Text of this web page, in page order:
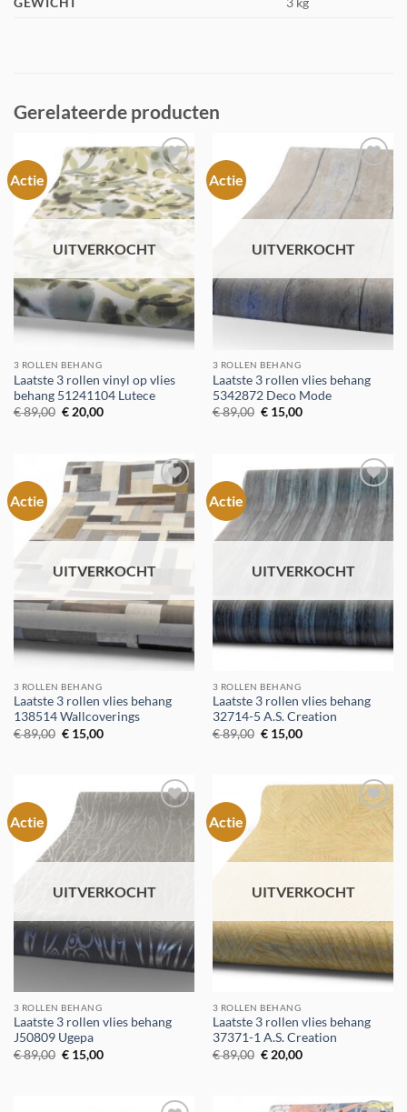
Gerelateerde producten
Actie
Toevoegen
aan
verlanglijst
UITVERKOCHT
3 ROLLEN BEHANG
Laatste 3 rollen vinyl op vlies
behang 51241104 Lutece
€89,00 Oorspronkelijke
€20,00Huidige
Actie
Toevoegen
aan
verlanglijst
UITVERKOCHT
3 ROLLEN BEHANG
Laatste 3 rollen vlies behang
5342872 Deco Mode
€89,00 Oorspronkelijke
€15,00Huidige
Actie
Toevoegen
aan
verlanglijst
UITVERKOCHT
3 ROLLEN BEHANG
Laatste 3 rollen vlies behang
138514 Wallcoverings
€89,00 Oorspronkelijke
€15,00Huidige
Actie
Toevoegen
aan
verlanglijst
UITVERKOCHT
3 ROLLEN BEHANG
Laatste 3 rollen vlies behang
32714-5 A.S. Creation
€89,00 Oorspronkelijke
€15,00Huidige
Actie
Toevoegen
UITVERKOCHT
3 ROLLEN BEHANG
Laatste 3 rollen vlies behang
J50809 Ugepa
€89,00 Oorspronkelijke
€15,00Huidige
Actie
Toevoegen
UITVERKOCHT
3 ROLLEN BEHANG
Laatste 3 rollen vlies behang
37371-1 A.S. Creation
€89,00 Oorspronkelijke
€20,00Huidige